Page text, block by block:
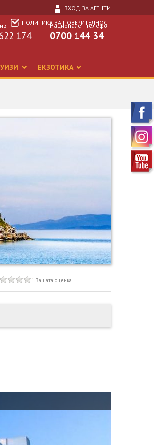
ВХОД ЗА АГЕНТИ
ПОЛИТИКА ЗА ПОВЕРИТЕЛНОСТ
Национален телефон
0700 144 34
174
ЕКЗОТИКА
Вашата оценка